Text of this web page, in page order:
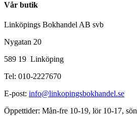
Vår butik
Linköpings Bokhandel AB svb
Nygatan 20
589 19 Linköping
Tel: 010-2227670
E-post: info@linkopingsbokhandel.se
Öppettider: Mån-fre 10-19, lör 10-17,